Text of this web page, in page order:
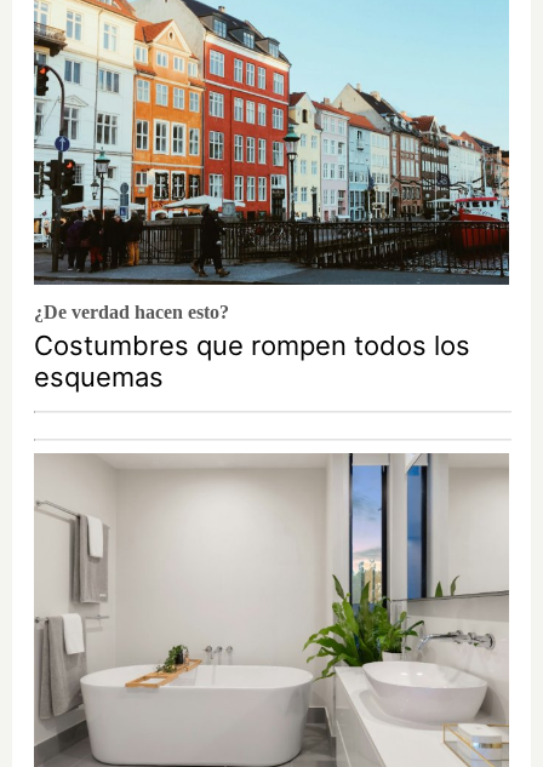
¿De verdad hacen esto?
Costumbres que rompen todos los
esquemas